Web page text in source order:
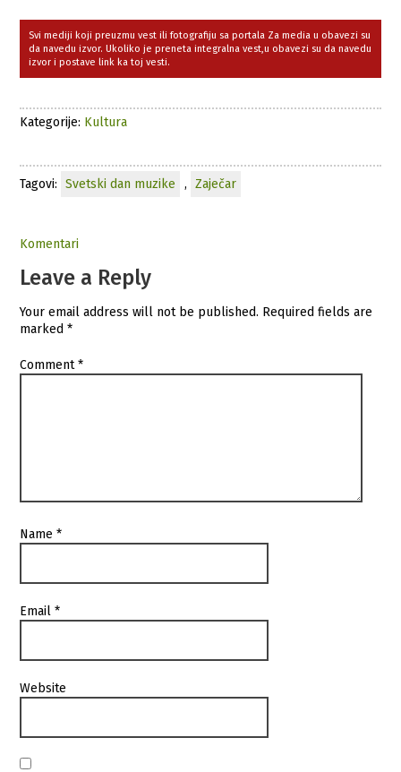
Svi mediji koji preuzmu vest ili fotografiju sa portala Za media u obavezi su
da navedu izvor. Ukoliko je preneta integralna vest,u obavezi su da navedu
izvor i postave link ka toj vesti.
Kategorije: Kultura
Tagovi: Svetski dan muzike , Zaječar
Komentari
Leave a Reply
Your email address will not be published. Required fields are
marked*
Comment*
Name*
Email*
Website